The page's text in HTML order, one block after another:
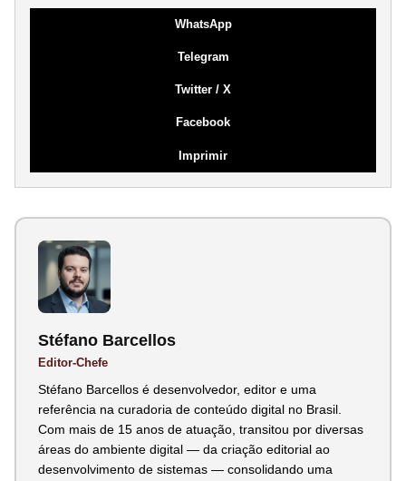
WhatsApp
Telegram
Twitter / X
Facebook
Imprimir
Stéfano Barcellos
Editor-Chefe
Stéfano Barcellos é desenvolvedor, editor e uma
referência na curadoria de conteúdo digital no Brasil.
Com mais de 15 anos de atuação, transitou por diversas
áreas do ambiente digital — da criação editorial ao
desenvolvimento de sistemas — consolidando uma